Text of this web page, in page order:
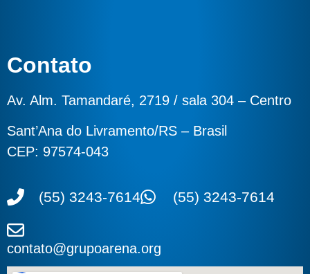
Contato
Av. Alm. Tamandaré, 2719 / sala 304 – Centro
Sant’Ana do Livramento/RS – Brasil
CEP: 97574-043
(55) 3243-7614 (55) 3243-7614
contato@grupoarena.org